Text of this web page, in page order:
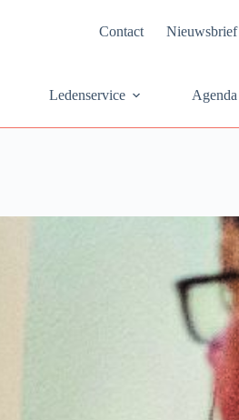
Contact Nieuwsbrief
Ledenservice Agenda